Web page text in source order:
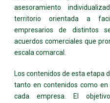
asesoramiento
territorio orientada a
empresarios de distintos
acuerdos comerciales que
escala comarcal.
Los contenidos de esta etapa
tanto en contenidos como
cada empresa. El